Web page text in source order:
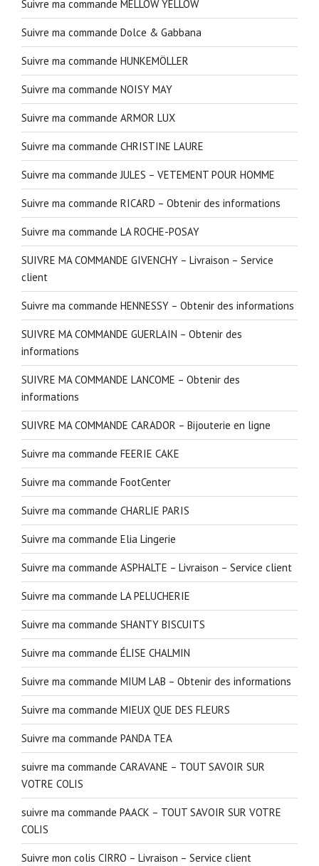
Suivre ma commande MELLOW YELLOW
Suivre ma commande Dolce & Gabbana
Suivre ma commande HUNKEMÖLLER
Suivre ma commande NOISY MAY
Suivre ma commande ARMOR LUX
Suivre ma commande CHRISTINE LAURE
Suivre ma commande JULES – VETEMENT POUR HOMME
Suivre ma commande RICARD – Obtenir des informations
Suivre ma commande LA ROCHE-POSAY
SUIVRE MA COMMANDE GIVENCHY – Livraison – Service
client
Suivre ma commande HENNESSY – Obtenir des informations
SUIVRE MA COMMANDE GUERLAIN – Obtenir des
informations
SUIVRE MA COMMANDE LANCOME – Obtenir des
informations
SUIVRE MA COMMANDE CARADOR – Bijouterie en ligne
Suivre ma commande FEERIE CAKE
Suivre ma commande FootCenter
Suivre ma commande CHARLIE PARIS
Suivre ma commande Elia Lingerie
Suivre ma commande ASPHALTE – Livraison – Service client
Suivre ma commande LA PELUCHERIE
Suivre ma commande SHANTY BISCUITS
Suivre ma commande ÉLISE CHALMIN
Suivre ma commande MIUM LAB – Obtenir des informations
Suivre ma commande MIEUX QUE DES FLEURS
Suivre ma commande PANDA TEA
suivre ma commande CARAVANE – TOUT SAVOIR SUR
VOTRE COLIS
suivre ma commande PAACK – TOUT SAVOIR SUR VOTRE
COLIS
Suivre mon colis CIRRO – Livraison – Service client